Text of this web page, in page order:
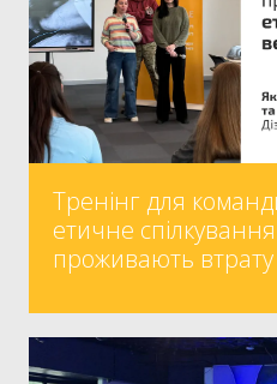
Тренінг для
етичне
проживають втрату